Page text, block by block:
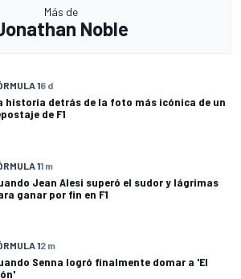
Más de
Noble
16 d
historia detrás de la foto más icónica de un
de F1
11 m
Jean Alesi superó el sudor y lágrimas
ganar por fin en F1
12 m
Senna logró finalmente domar a 'El